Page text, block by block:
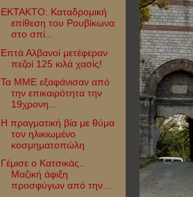
ΕΚΤΑΚΤΟ: Καταδρομική
επίθεση του Ρουβίκωνα
στο σπί...
Επτά Αλβανοί μετέφεραν
πεζοί 125 κιλά χασίς!
Τα MME εξαφάνισαν από
την επικαιρότητα την
19χρονη...
Η πραγματική βία με θύμα
τον ηλικιωμένο
κοσμηματοπώλη
Γέμισε ο Κατσικάς..
Μαζική άφιξη
προσφύγων από την...